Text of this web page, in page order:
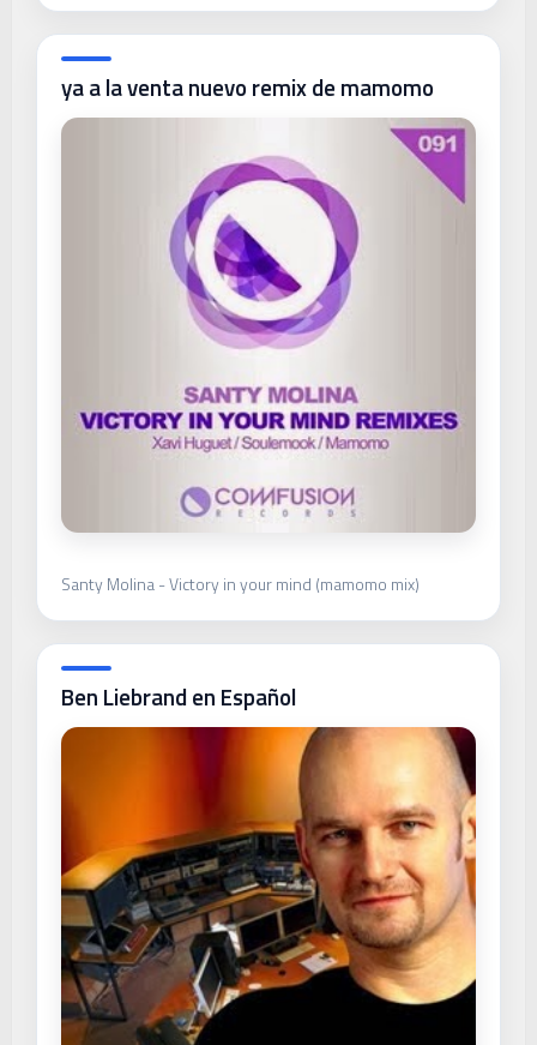
ya a la venta nuevo remix de mamomo
Santy Molina - Victory in your mind (mamomo mix)
Ben Liebrand en Español